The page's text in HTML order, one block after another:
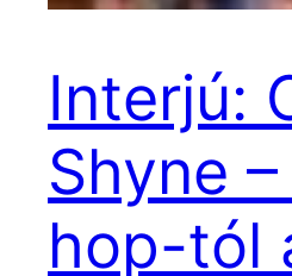
Interjú:
Shyne
hop-tól